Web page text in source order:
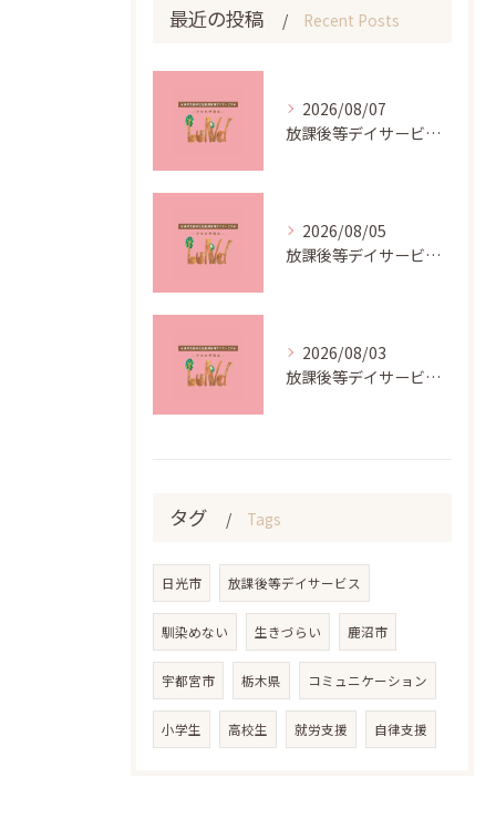
最近の投稿 Recent Posts
2026/08/07
放課後等デイサービス活用で子どもが伸びる活動と支援プログラム提案①
2026/08/05
放課後等デイサービスのコンセプト作りと4つの基本活動を現場に活かす方法②
2026/08/03
放課後等デイサービスのコンセプト作りと4つの基本活動を現場に活かす方法①
タグ Tags
日光市 放課後等デイサービス
馴染めない 生きづらい 鹿沼市
宇都宮市 栃木県 コミュニケーション
小学生 高校生 就労支援 自律支援